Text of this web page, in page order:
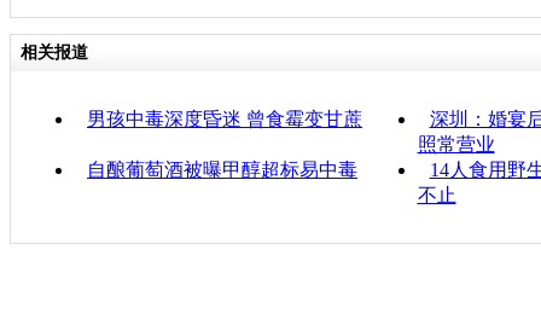
相关报道
男孩中毒深度昏迷 曾食霉变甘蔗
深圳：婚宴
照常营业
自酿葡萄酒被曝甲醇超标易中毒
14人食用野
不止